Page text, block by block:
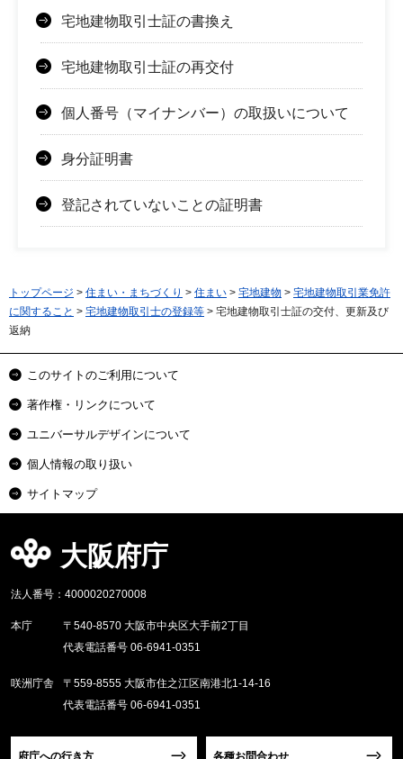
宅地建物取引士証の書換え
宅地建物取引士証の再交付
個人番号（マイナンバー）の取扱いについて
身分証明書
登記されていないことの証明書
トップページ > 住まい・まちづくり > 住まい > 宅地建物 > 宅地建物取引業免許
に関すること > 宅地建物取引士の登録等 > 宅地建物取引士証の交付、更新及び
返納
このサイトのご利用について
著作権・リンクについて
ユニバーサルデザインについて
個人情報の取り扱い
サイトマップ
大阪府庁
法人番号：4000020270008
本庁
〒540-8570 大阪市中央区大手前2丁目
代表電話番号 06-6941-0351
咲洲庁舎
〒559-8555 大阪市住之江区南港北1-14-16
代表電話番号 06-6941-0351
府庁への行き方 各種お問合わせ